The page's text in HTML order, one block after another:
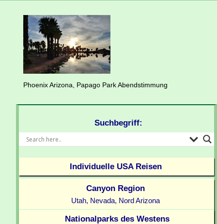
Phoenix Arizona, Papago Park Abendstimmung
Suchbegriff:
Individuelle USA Reisen
Canyon Region
Utah, Nevada, Nord Arizona
Nationalparks des Westens